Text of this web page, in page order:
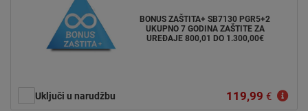
BONUS ZAŠTITA+ SB7130 PGR5+2
UKUPNO 7 GODINA ZAŠTITE ZA
UREĐAJE 800,01 DO 1.300,00€
Uključi u narudžbu 119,99 €